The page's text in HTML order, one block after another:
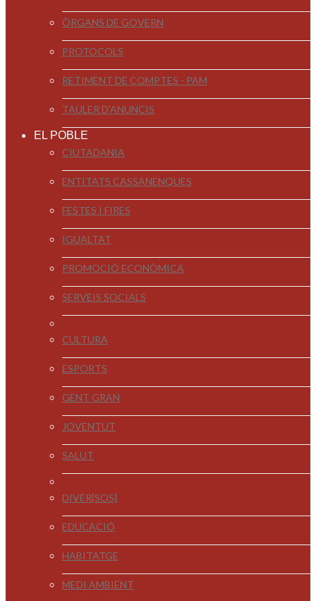
ÒRGANS DE GOVERN
PROTOCOLS
RETIMENT DE COMPTES - PAM
TAULER D'ANUNCIS
EL POBLE
CIUTADANIA
ENTITATS CASSANENQUES
FESTES I FIRES
IGUALTAT
PROMOCIÓ ECONÒMICA
SERVEIS SOCIALS
CULTURA
ESPORTS
GENT GRAN
JOVENTUT
SALUT
DIVER[SOS]
EDUCACIÓ
HABITATGE
MEDI AMBIENT